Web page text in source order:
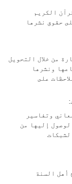
الكريم
حقوق نشرها
من خلال التحويل
ونشرها
على
وتفاسير
إليها من
أهل السنة